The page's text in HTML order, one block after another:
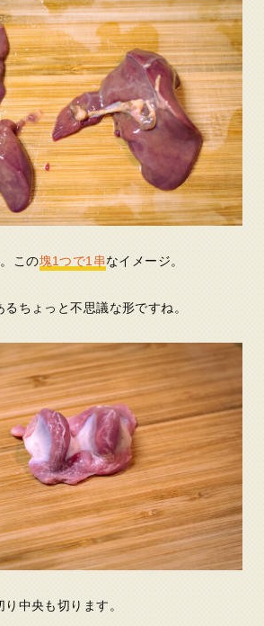
この塊1つで1串なイメージ。
ちょっと不思議な形ですね。
中央も切ります。